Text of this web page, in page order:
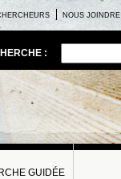
NOUS JOINDRE
:
GUIDÉE